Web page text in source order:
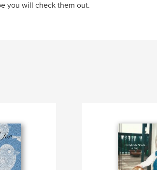
you will check them out.